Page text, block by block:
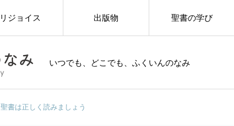
いつでも、どこでも、ふくいんのなみ
リジョイス 出版物 聖書の学び
聖書は正しく読みましょう